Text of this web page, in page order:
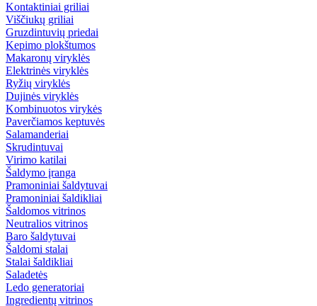
Kontaktiniai griliai
Viščiukų griliai
Gruzdintuvių priedai
Kepimo plokštumos
Makaronų viryklės
Elektrinės viryklės
Ryžių viryklės
Dujinės viryklės
Kombinuotos virykės
Paverčiamos keptuvės
Salamanderiai
Skrudintuvai
Virimo katilai
Šaldymo įranga
Pramoniniai šaldytuvai
Pramoniniai šaldikliai
Šaldomos vitrinos
Neutralios vitrinos
Baro šaldytuvai
Šaldomi stalai
Stalai šaldikliai
Saladetės
Ledo generatoriai
Ingredientų vitrinos